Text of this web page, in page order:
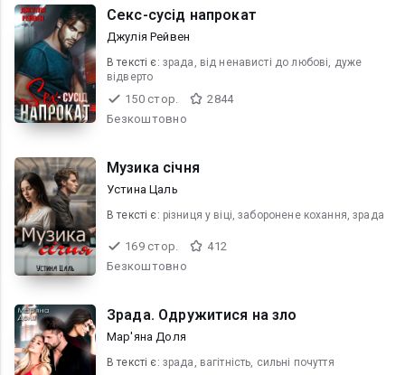
Секс-сусід напрокат
Джулія Рейвен
В текcті є: зрада, від ненависті до любові, дуже
відверто
150 стор.
2844
Безкоштовно
Музика січня
Устина Цаль
В текcті є: різниця у віці, заборонене кохання, зрада
169 стор.
412
Безкоштовно
Зрада. Одружитися на зло
Мар'яна Доля
В текcті є: зрада, вагітність, сильні почуття